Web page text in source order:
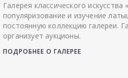
Галерея классического
популяризование и изучение
постоянную коллекцию галереи.
организует аукционы.
ПОДРОБНЕЕ О ГАЛЕРЕЕ